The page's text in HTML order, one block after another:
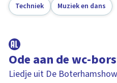
Techniek Muziek en dans
Ode aan de wc-
Liedje uit De Boterhamshow